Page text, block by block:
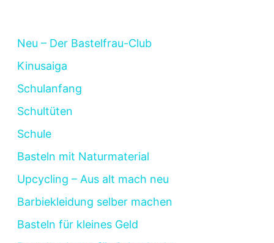
Neu – Der Bastelfrau-Club
Kinusaiga
Schulanfang
Schultüten
Schule
Basteln mit Naturmaterial
Upcycling – Aus alt mach neu
Barbiekleidung selber machen
Basteln für kleines Geld